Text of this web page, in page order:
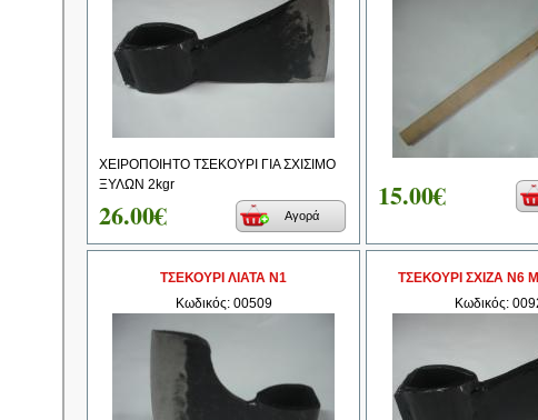
ΧΕΙΡΟΠΟΙΗΤΟ ΤΣΕΚΟΥΡΙ ΓΙΑ ΣΧΙΣΙΜΟ
ΞΥΛΩΝ 2kgr
26.00€ Αγορά
15.00€
ΤΣΕΚΟΥΡΙ ΛΙΑΤΑ Ν1
Κωδικός: 00509
ΤΣΕΚΟΥΡΙ ΣΧΙΖΑ Ν6
Κωδικός: